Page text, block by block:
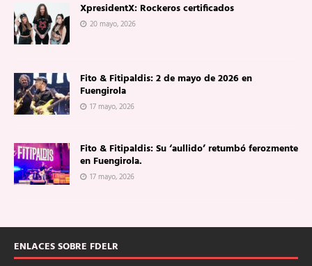
XpresidentX: Rockeros certificados
20 mayo, 2026
Fito & Fitipaldis: 2 de mayo de 2026 en
Fuengirola
17 mayo, 2026
Fito & Fitipaldis: Su ‘aullido’ retumbó ferozmente
en Fuengirola.
17 mayo, 2026
ENLACES SOBRE FDELR